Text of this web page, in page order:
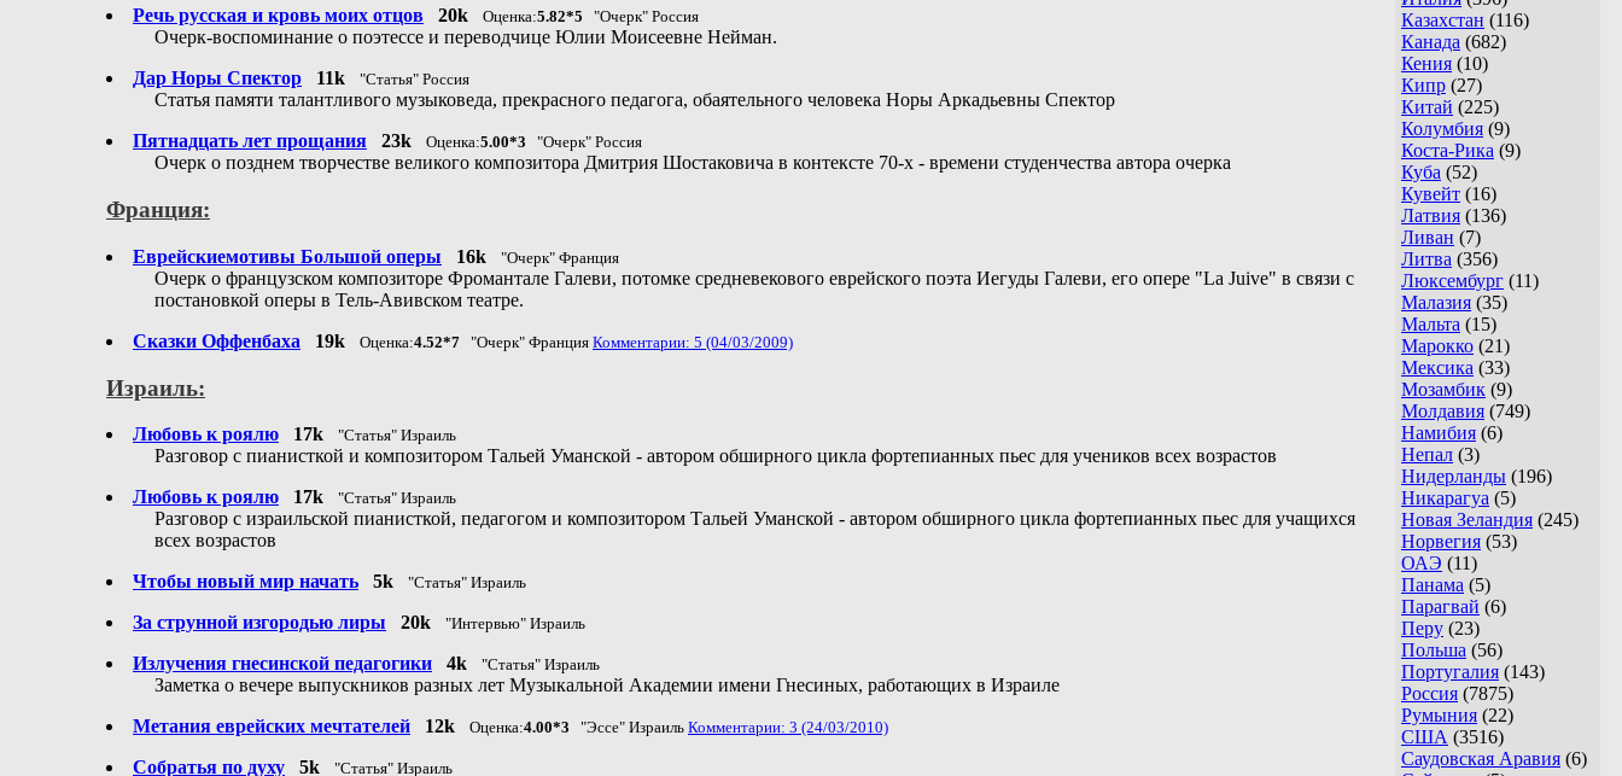
Казахстан (116)
Канада (682)
Кения (10)
Кипр (27)
Китай (225)
Колумбия (9)
Коста-Рика (9)
Куба (52)
Кувейт (16)
Латвия (136)
Ливан (7)
Литва (356)
Люксембург (11)
Малазия (35)
Мальта (15)
Марокко (21)
Мексика (33)
Мозамбик (9)
Молдавия (749)
Намибия (6)
Непал (3)
Нидерланды (196)
Никарагуа (5)
Новая Зеландия (245)
Норвегия (53)
ОАЭ (11)
Панама (5)
Парагвай (6)
Перу (23)
Польша (56)
Португалия (143)
Россия (7875)
Румыния (22)
США (3516)
Саудовская Аравия (6)
Речь русская и кровь моих отцов 20k Оценка:5.82*5 "Очерк" Россия
Очерк-воспоминание о поэтессе и переводчице Юлии Моисеевне Нейман.
Дар Норы Спектор
11k "Статья" Россия
Статья памяти талантливого музыковеда, прекрасного педагога, обаятельного человека Норы Аркадьевны Спектор
Пятнадцать лет прощания
23k Оценка:5.00*3 "Очерк" Россия
Очерк о позднем творчестве великого композитора Дмитрия Шостаковича в контексте 70-х - времени студенчества автора очерка
Франция:
Еврейскиемотивы Большой оперы 16k "Очерк" Франция
Очерк о французском композиторе Фромантале Галеви, потомке средневекового еврейского поэта Иегуды Галеви, его опере "La Juive" в связи с
постановкой оперы в Тель-Авивском театре.
Сказки Оффенбаха
19k Оценка:4.52*7 "Очерк" Франция Комментарии: 5 (04/03/2009)
Израиль:
Любовь к роялю 17k "Статья" Израиль
Разговор с пианисткой и композитором Тальей Уманской - автором обширного цикла фортепианных пьес для учеников всех возрастов
Любовь к роялю
17k "Статья" Израиль
Разговор с израильской пианисткой, педагогом и композитором Тальей Уманской - автором обширного цикла фортепианных пьес для учащихся
всех возрастов
Чтобы новый мир начать
5k "Статья" Израиль
За струнной изгородью лиры 20k "Интервью" Израиль
Излучения гнесинской педагогики 4k "Статья" Израиль
Заметка о вечере выпускников разных лет Музыкальной Академии имени Гнесиных, работающих в Израиле
Метания еврейских мечтателей
12k Оценка:4.00*3 "Эссе" Израиль Комментарии: 3 (24/03/2010)
Собратья по духу 5k "Статья" Израиль